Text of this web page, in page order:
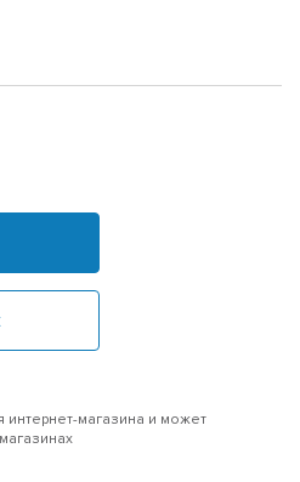
интернет-магазина и может